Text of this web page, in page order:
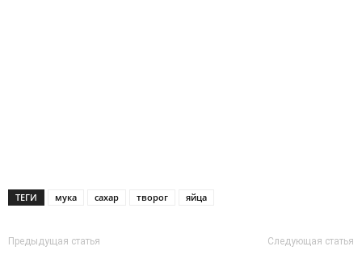
ТЕГИ мука сахар творог яйца
Предыдущая статья Следующая статья